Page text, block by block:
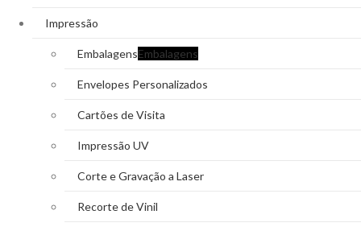
Impressão
EmbalagensEmbalagens
Envelopes Personalizados
Cartões de Visita
Impressão UV
Corte e Gravação a Laser
Recorte de Vinil